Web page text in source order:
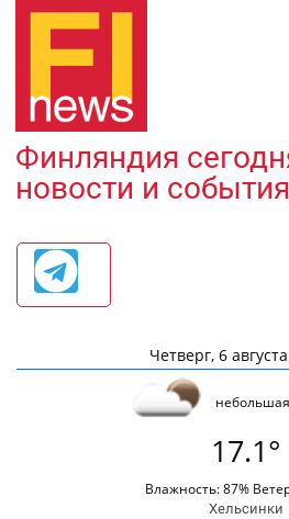
Финляндия
новости и события
Четверг, 6
17.1°
Влажность: 87%
Хельсинки